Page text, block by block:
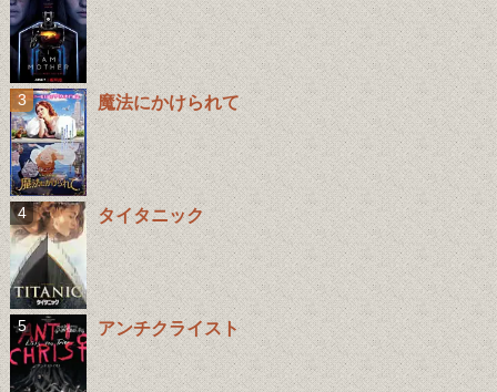
魔法にかけられて
タイタニック
アンチクライスト